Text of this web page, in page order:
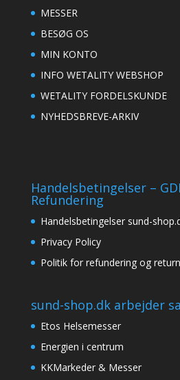
MESSER
BESØG OS
MIN KONTO
INFO WETALITY WEBSHOP
WETALITY FORDELSKUNDE
NYHEDSBREVE-ARKIV
Handelsbetingelser –
Refundering
Handelsbetingelser sund-
Privacy Policy
Politik for refundering og
sund-shop.dk arbejder
Etos Helsemesser
Energien i centrum
KKMarkeder & Messer